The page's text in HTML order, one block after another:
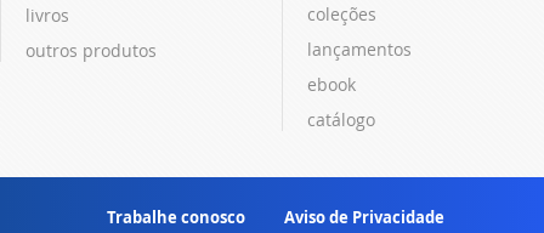
livros
outros produtos
coleções
lançamentos
ebook
catálogo
Trabalhe conosco Aviso de Privacidade